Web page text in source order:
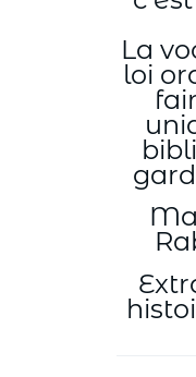
La
loi